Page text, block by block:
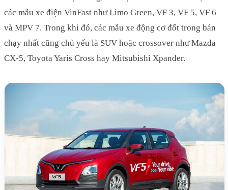
các mẫu xe điện VinFast như Limo Green, VF 3, VF 5, VF 6
và MPV 7. Trong khi đó, các mẫu xe động cơ đốt trong bán
chạy nhất cũng chủ yếu là SUV hoặc crossover như Mazda
CX-5, Toyota Yaris Cross hay Mitsubishi Xpander.